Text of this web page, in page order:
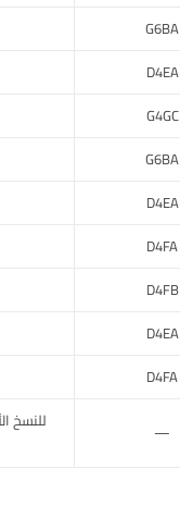
G6BA
D4EA
G4GC
G6BA
D4EA
D4FA
D4FB
D4EA
D4FA
—